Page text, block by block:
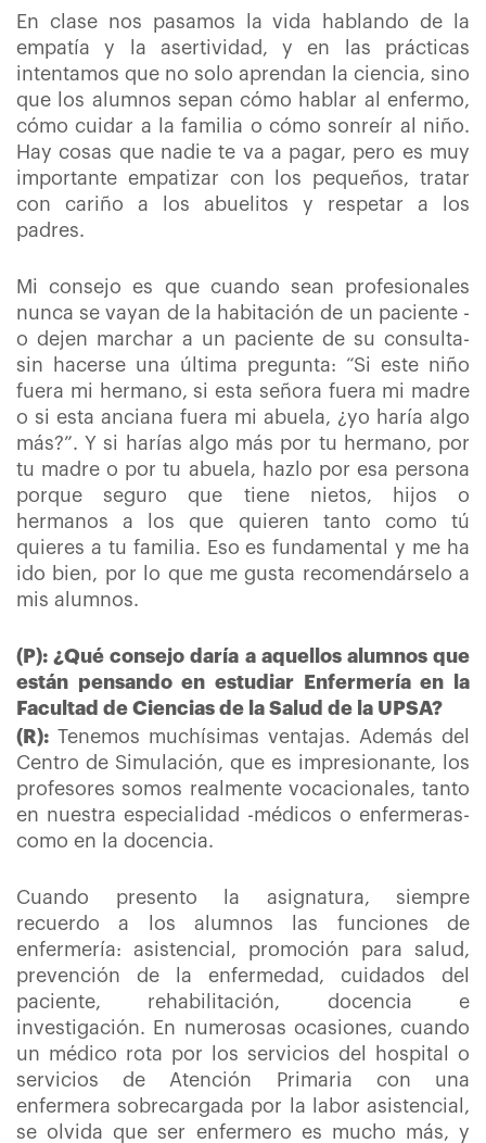
En clase nos pasamos la vida hablando de la
empatía y la asertividad, y en las prácticas
intentamos que no solo aprendan la ciencia, sino
que los alumnos sepan cómo hablar al enfermo,
cómo cuidar a la familia o cómo sonreír al niño.
Hay cosas que nadie te va a pagar, pero es muy
importante empatizar con los pequeños, tratar
con cariño a los abuelitos y respetar a los
padres.
Mi consejo es que cuando sean profesionales
nunca se vayan de la habitación de un paciente -
o dejen marchar a un paciente de su consulta-
sin hacerse una última pregunta: “Si este niño
fuera mi hermano, si esta señora fuera mi madre
o si esta anciana fuera mi abuela, ¿yo haría algo
más?”. Y si harías algo más por tu hermano, por
tu madre o por tu abuela, hazlo por esa persona
porque seguro que tiene nietos, hijos o
hermanos a los que quieren tanto como tú
quieres a tu familia. Eso es fundamental y me ha
ido bien, por lo que me gusta recomendárselo a
mis alumnos.
(P): ¿Qué consejo daría a aquellos alumnos que
están pensando en estudiar Enfermería en la
Facultad de Ciencias de la Salud de la UPSA?
(R): Tenemos muchísimas ventajas. Además del
Centro de Simulación, que es impresionante, los
profesores somos realmente vocacionales, tanto
en nuestra especialidad -médicos o enfermeras-
como en la docencia.
Cuando presento la asignatura, siempre
recuerdo a los alumnos las funciones de
enfermería: asistencial, promoción para salud,
prevención de la enfermedad, cuidados del
paciente, rehabilitación, docencia e
investigación. En numerosas ocasiones, cuando
un médico rota por los servicios del hospital o
servicios de Atención Primaria con una
enfermera sobrecargada por la labor asistencial,
se olvida que ser enfermero es mucho más, y